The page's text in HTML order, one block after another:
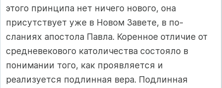
этого прин­ципа нет ничего нового, она
присутствует уже в Новом Завете, в по­
сланиях апостола Павла. Коренное отличие от
средневекового като­личества состояло в
понимании того, как проявляется и
реализуется подлинная вера. Подлинная